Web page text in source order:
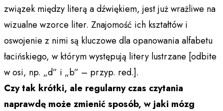
związek między literą a dźwiękiem, jest już wrażliwe na
wizualne wzorce liter. Znajomość ich kształtów i
oswojenie z nimi są kluczowe dla opanowania alfabetu
łacińskiego, w którym występują litery lustrzane [odbite
w osi, np. „d” i „b” – przyp. red.].
Czy tak krótki, ale regularny czas czytania
naprawdę może zmienić sposób, w jaki mózg